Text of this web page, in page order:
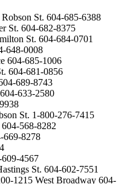
St. 604-685-6388
St. 604-682-8375
St. 604-684-0701
648-0008
604-685-1006
604-681-0856
689-8743
633-2580
St. 1-800-276-7415
568-8282
669-8278
4567
St. 604-602-7551
1215 West Broadway 604-